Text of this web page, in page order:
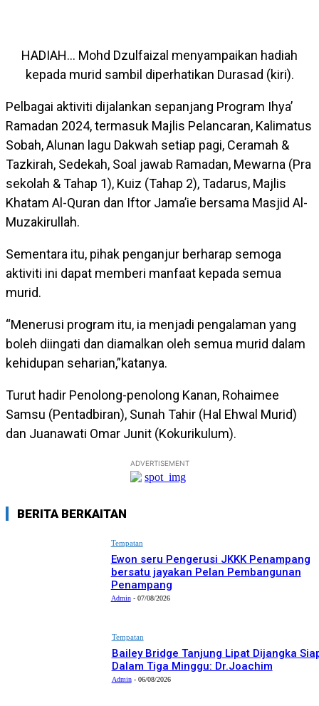
HADIAH… Mohd Dzulfaizal menyampaikan hadiah
kepada murid sambil diperhatikan Durasad (kiri).
Pelbagai aktiviti dijalankan sepanjang Program Ihya’
Ramadan 2024, termasuk Majlis Pelancaran, Kalimatus
Sobah, Alunan lagu Dakwah setiap pagi, Ceramah &
Tazkirah, Sedekah, Soal jawab Ramadan, Mewarna (Pra
sekolah & Tahap 1), Kuiz (Tahap 2), Tadarus, Majlis
Khatam Al-Quran dan Iftor Jama’ie bersama Masjid Al-
Muzakirullah.
Sementara itu, pihak penganjur berharap semoga
aktiviti ini dapat memberi manfaat kepada semua
murid.
“Menerusi program itu, ia menjadi pengalaman yang
boleh diingati dan diamalkan oleh semua murid dalam
kehidupan seharian,”katanya.
Turut hadir Penolong-penolong Kanan, Rohaimee
Samsu (Pentadbiran), Sunah Tahir (Hal Ehwal Murid)
dan Juanawati Omar Junit (Kokurikulum).
ADVERTISEMENT
BERITA BERKAITAN
Tempatan
Ewon seru Pengerusi JKKK Penampang
bersatu jayakan Pelan Pembangunan
Penampang
Admin - 07/08/2026
Tempatan
Bailey Bridge Tanjung Lipat Dijangka
Dalam Tiga Minggu: Dr.Joachim
Admin - 06/08/2026